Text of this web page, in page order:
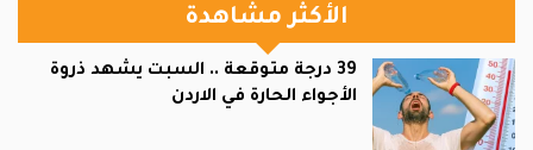
الأكثر مشاهدة
39 درجة متوقعة .. السبت يشهد ذروة
الأجواء الحارة في الاردن